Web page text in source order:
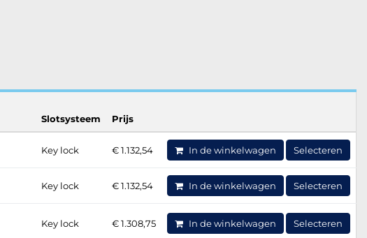
Slotsysteem Prijs
Key lock € 1.132,54 In de winkelwagen Selecteren
Key lock € 1.132,54 In de winkelwagen Selecteren
Key lock € 1.308,75 In de winkelwagen Selecteren